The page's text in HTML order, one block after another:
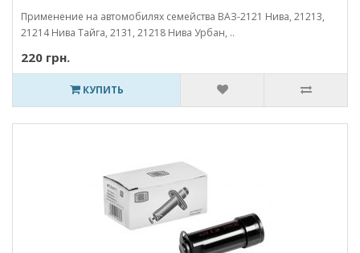
Применение на автомобилях семейства ВАЗ-2121 Нива, 21213,
21214 Нива Тайга, 2131, 21218 Нива Урбан, ..
220 грн.
КУПИТЬ